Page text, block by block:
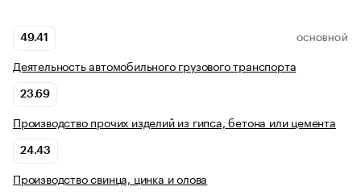
49.41 ОСНОВНОЙ
Деятельность автомобильного грузового транспорта
23.69
Производство прочих изделий из гипса, бетона или цемента
24.43
Производство свинца, цинка и олова